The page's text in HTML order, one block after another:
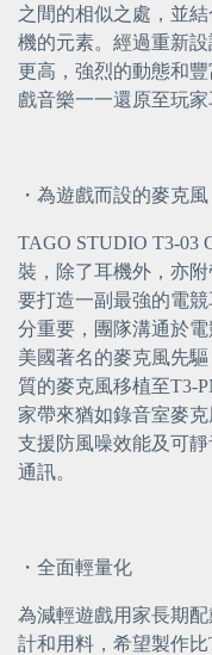
之間的相似之處，並
機的元素。經過重新
更高，強烈的動態和
戲音樂一一還原至玩
・為遊戲而設的麥克風
TAGO STUDIO T3-03
裝，除了耳機外，亦附
要打造一副最強的電
分重要，團隊溝通於
美國著名的麥克風先驅
質的麥克風移植至T3-
家帶來猶如錄音室麥
支援防風噪效能及可
通訊。
・全面輕量化
為減輕遊戲用家長期
計和用料，希望製作